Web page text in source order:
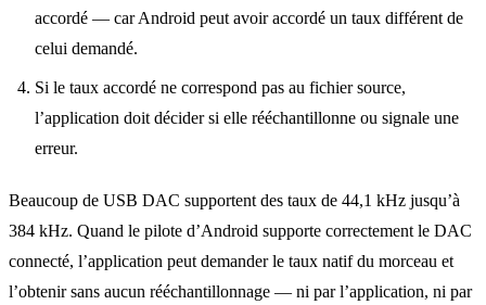
accordé — car Android peut avoir accordé un taux différent de
celui demandé.
Si le taux accordé ne correspond pas au fichier source,
l’application doit décider si elle rééchantillonne ou signale une
erreur.
Beaucoup de USB DAC supportent des taux de 44,1 kHz jusqu’à
384 kHz. Quand le pilote d’Android supporte correctement le DAC
connecté, l’application peut demander le taux natif du morceau et
l’obtenir sans aucun rééchantillonnage — ni par l’application, ni par